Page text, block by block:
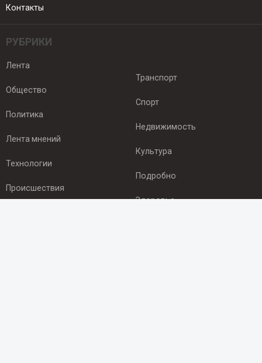
Контакты
РУБРИКИ
Лента
Общество
Политика
Лента мнений
Технологии
Происшествия
Транспорт
Спорт
Недвижимость
Культура
Подробно
Здоровье